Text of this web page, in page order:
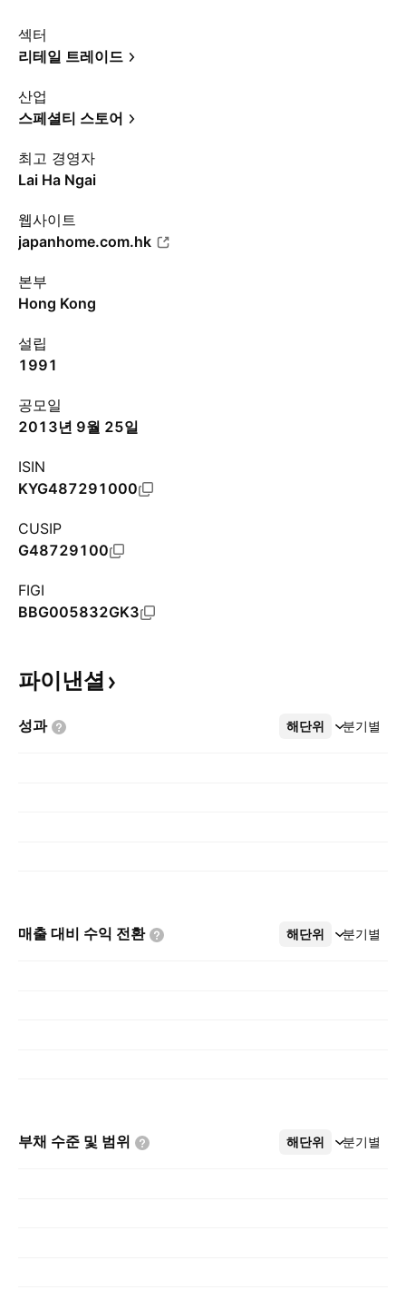
섹터
리테일 트레이드
산업
스페셜티 스토어
최고 경영자
Lai Ha Ngai
웹사이트
japanhome.com.hk
본부
Hong Kong
설립
1991
공모일
2013년 9월 25일
ISIN
KYG487291000
CUSIP
G48729100
FIGI
BBG005832GK3
파이낸셜
성과 해단위 분기별
더보기
매출 대비 수익 전환 해단위 분기별
더보기
부채 수준 및 범위 해단위 분기별
더보기